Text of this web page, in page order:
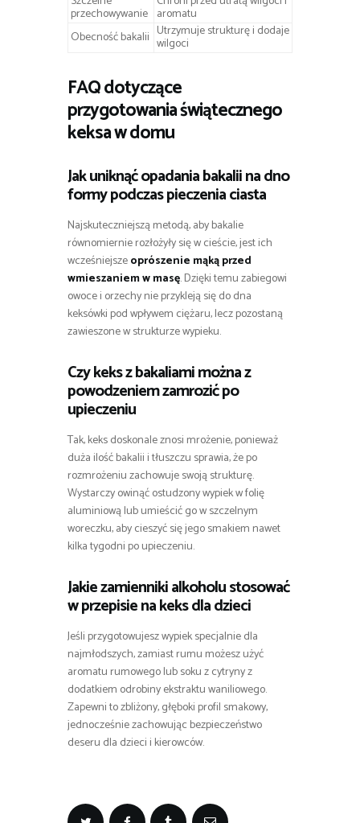
przechowywanie aromatu
Obecność bakalii Utrzymuje strukturę i dodaje
wilgoci
FAQ dotyczące
przygotowania świątecznego
keksa w domu
Jak uniknąć opadania bakalii na dno
formy podczas pieczenia ciasta
Najskuteczniejszą metodą, aby bakalie
równomiernie rozłożyły się w cieście, jest ich
wcześniejszeoprószenie mąką przed
wmieszaniem w masę. Dzięki temu zabiegowi
owoce i orzechy nie przykleją się do dna
keksówki pod wpływem ciężaru, lecz pozostaną
zawieszone w strukturze wypieku.
Czy keks z bakaliami można z
powodzeniem zamrozić po
upieczeniu
Tak, keks doskonale znosi mrożenie, ponieważ
duża ilość bakalii i tłuszczu sprawia, że po
rozmrożeniu zachowuje swoją strukturę.
Wystarczy owinąć ostudzony wypiek w folię
aluminiową lub umieścić go w szczelnym
woreczku, aby cieszyć się jego smakiem nawet
kilka tygodni po upieczeniu.
Jakie zamienniki alkoholu stosować
w przepisie na keks dla dzieci
Jeśli przygotowujesz wypiek specjalnie dla
najmłodszych, zamiast rumu możesz użyć
aromatu rumowego lub soku z cytryny z
dodatkiem odrobiny ekstraktu waniliowego.
Zapewni to zbliżony, głęboki profil smakowy,
jednocześnie zachowując bezpieczeństwo
deseru dla dzieci i kierowców.